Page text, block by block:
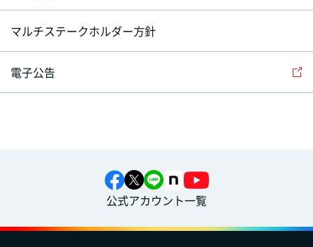
マルチステークホルダー方針
電子公告
公式アカウント一覧